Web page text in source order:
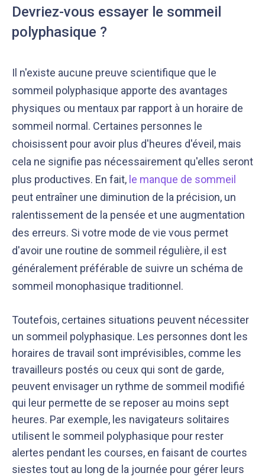
Devriez-vous essayer le sommeil
polyphasique ?
Il n'existe aucune preuve scientifique que le
sommeil polyphasique apporte des avantages
physiques ou mentaux par rapport à un horaire de
sommeil normal. Certaines personnes le
choisissent pour avoir plus d'heures d'éveil, mais
cela ne signifie pas nécessairement qu'elles seront
plus productives. En fait, le manque de sommeil
peut entraîner une diminution de la précision, un
ralentissement de la pensée et une augmentation
des erreurs. Si votre mode de vie vous permet
d'avoir une routine de sommeil régulière, il est
généralement préférable de suivre un schéma de
sommeil monophasique traditionnel.
Toutefois, certaines situations peuvent nécessiter
un sommeil polyphasique. Les personnes dont les
horaires de travail sont imprévisibles, comme les
travailleurs postés ou ceux qui sont de garde,
peuvent envisager un rythme de sommeil modifié
qui leur permette de se reposer au moins sept
heures. Par exemple, les navigateurs solitaires
utilisent le sommeil polyphasique pour rester
alertes pendant les courses, en faisant de courtes
siestes tout au long de la journée pour gérer leurs